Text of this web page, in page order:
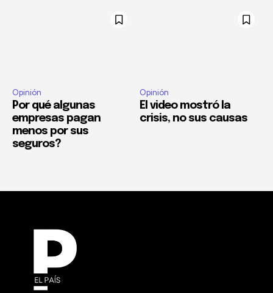
Opinión
Por qué algunas
empresas pagan
menos por sus
seguros?
Opinión
El video mostró la
crisis, no sus causas